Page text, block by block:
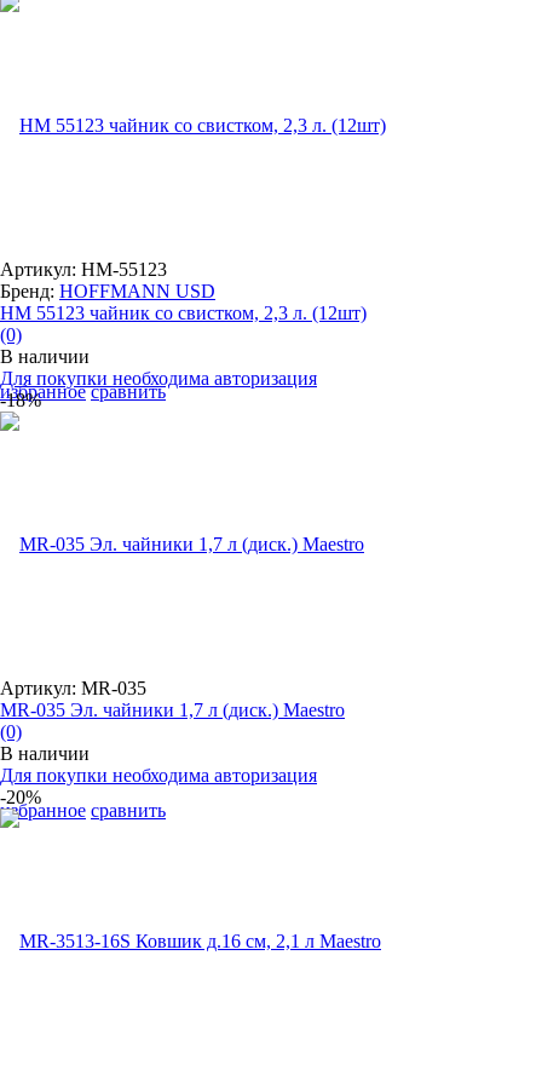
избранное сравнить
Артикул: HM-55123
Бренд: HOFFMANN USD
НМ 55123 чайник со свистком, 2,3 л. (12шт)
(0)
В наличии
Для покупки необходима авторизация
-18%
избранное сравнить
Артикул: MR-035
MR-035 Эл. чайники 1,7 л (диск.) Maestro
(0)
В наличии
Для покупки необходима авторизация
-20%